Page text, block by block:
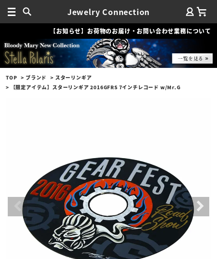
Jewelry Connection
【お知らせ】お荷物のお届け・お問い合わせ業務について
TOP ブランド
スターリンギア
【限定アイテム】スターリンギア 2016GFRS 7インチレコード w/Mr.G